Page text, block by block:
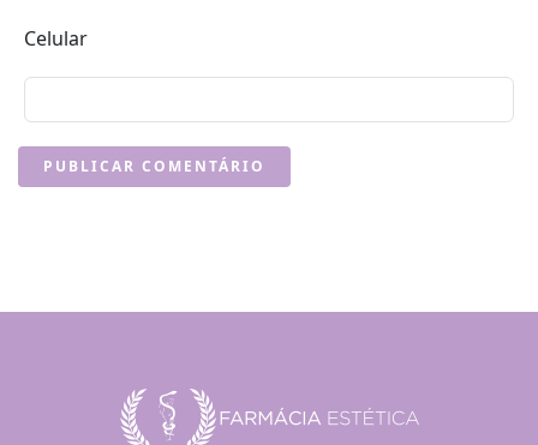
Celular
PUBLICAR COMENTÁRIO